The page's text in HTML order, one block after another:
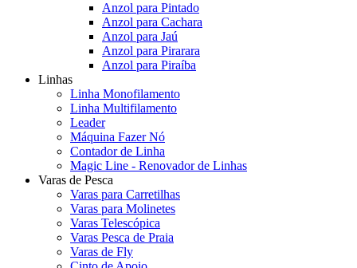
Anzol para Pintado
Anzol para Cachara
Anzol para Jaú
Anzol para Pirarara
Anzol para Piraíba
Linhas
Linha Monofilamento
Linha Multifilamento
Leader
Máquina Fazer Nó
Contador de Linha
Magic Line - Renovador de Linhas
Varas de Pesca
Varas para Carretilhas
Varas para Molinetes
Varas Telescópica
Varas Pesca de Praia
Varas de Fly